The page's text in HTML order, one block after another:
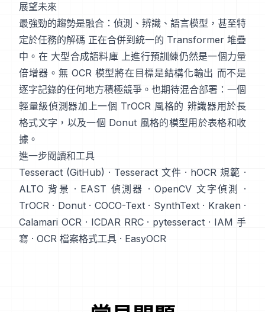
展望未來
最強勁的趨勢是融合：偵測、辨識、語言模型，甚至特
定於任務的解碼 正在合併到統一的 Transformer 堆疊
中。在 大型合成語料庫 上進行預訓練仍然是一個力量
倍增器。無 OCR 模型將在目標是結構化輸出 而不是
逐字記錄的任何地方積極競爭。也期待混合部署：一個
輕量級偵測器加上一個 TrOCR 風格的 辨識器用於長
格式文字，以及一個 Donut 風格的模型用於表格和收
據。
進一步閱讀和工具
Tesseract (GitHub) · Tesseract 文件 · hOCR 規範 ·
ALTO 背景 · EAST 偵測器 ·OpenCV 文字偵測
·
TrOCR · Donut· COCO-Text· SynthText· Kraken ·
Calamari OCR· ICDAR RRC· pytesseract · IAM 手
寫 · OCR 檔案格式工具 · EasyOCR